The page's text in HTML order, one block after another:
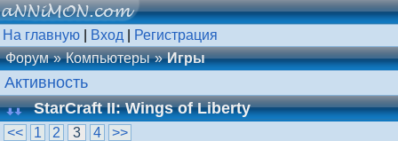
На главную Вход
Регистрация
Форум
Компьютеры Игры
Активность
StarCraft II: Wings of Liberty
<< 1 2 3 4 >>